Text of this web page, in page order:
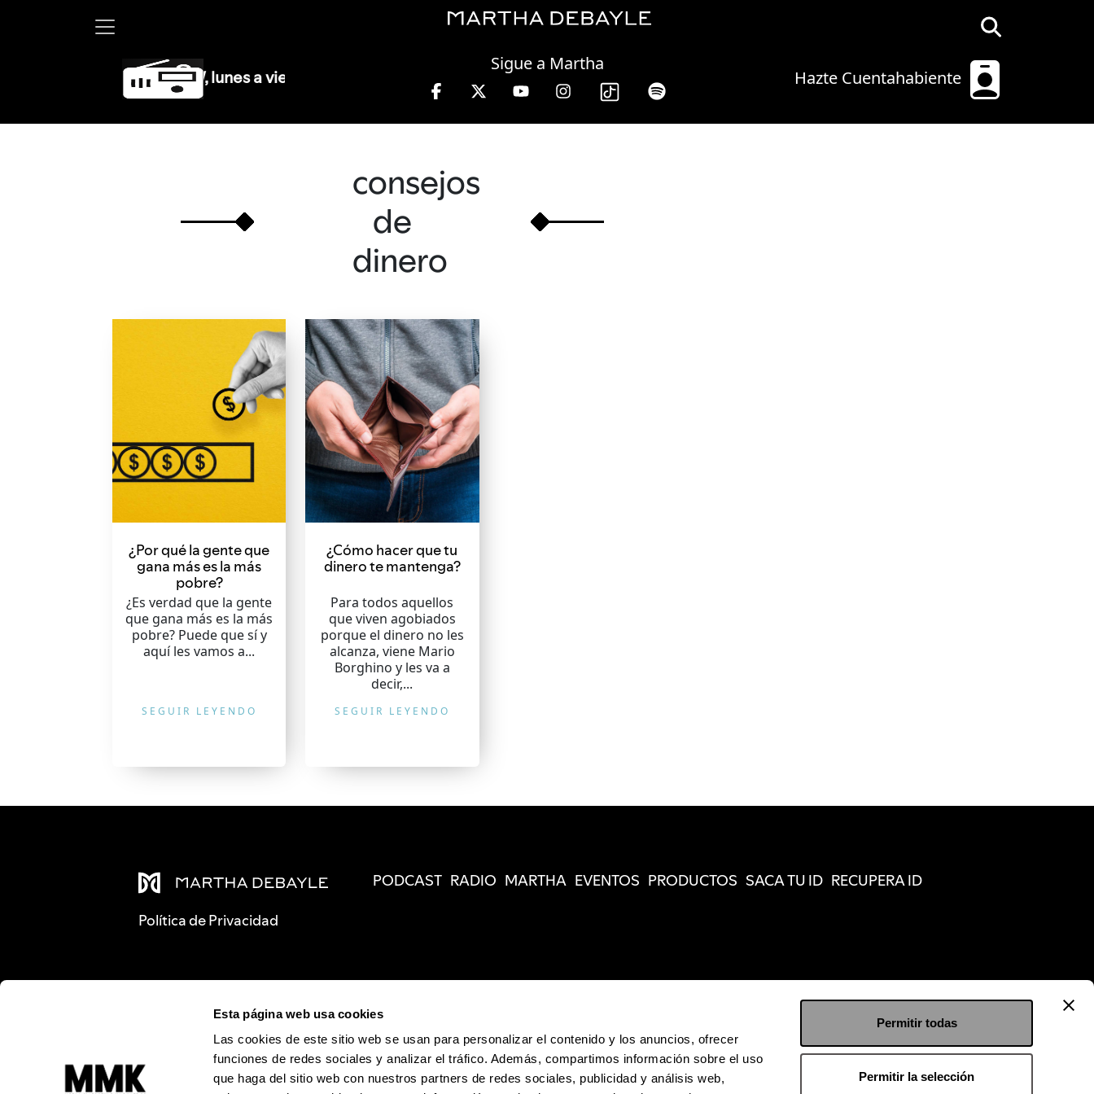
Esta página web usa cookies
Las cookies de este sitio web se usan para personalizar el contenido y los anuncios, ofrecer
funciones de redes sociales y analizar el tráfico. Además, compartimos información sobre el uso
que haga del sitio web con nuestros partners de redes sociales, publicidad y análisis web,
Permitir todas
Permitir la selección
Hazte Cuentahabiente
Sigue a Martha
Martha Debayle en W, lunes a viernes de 10 a 13 hrs.
consejos
de
dinero
¿Por qué la gente que
gana más es la más
pobre?
¿Es verdad que la gente
que gana más es la más
pobre? Puede que sí y
aquí les vamos a...
SEGUIR LEYENDO
¿Cómo hacer que tu
dinero te mantenga?
Para todos aquellos
que viven agobiados
porque el dinero no les
alcanza, viene Mario
Borghino y les va a
decir,...
SEGUIR LEYENDO
Política de Privacidad
PODCAST RADIO MARTHA EVENTOS PRODUCTOS SACA TU ID RECUPERA ID